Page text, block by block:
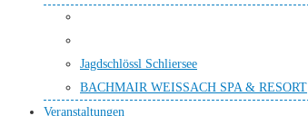
Jagdschlössl Schliersee
BACHMAIR WEISSACH SPA & RESORT
Veranstaltungen